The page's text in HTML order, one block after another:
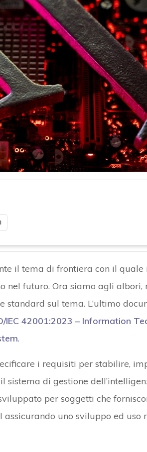
il tema di frontiera con il quale
nel futuro. Ora siamo agli albori,
sul tema. L’ultimo
IEC 42001:2023 – Information
.
i requisiti per stabilire,
di gestione
per soggetti che
uno sviluppo ed uso